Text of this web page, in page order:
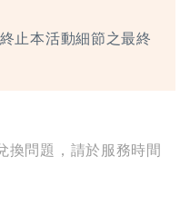
止本活動細節之最終
換問題，請於服務時間